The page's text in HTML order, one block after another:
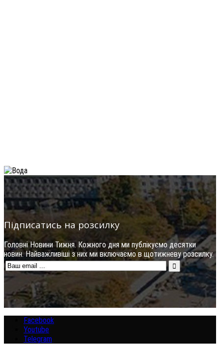
Підписатись на розсилку
Головні Новини Тижня. Кожного дня ми публікуємо десятки
новин. Найважливіші з них ми включаємо в щотижневу розсилку.
Facebook
Youtube
Telegram